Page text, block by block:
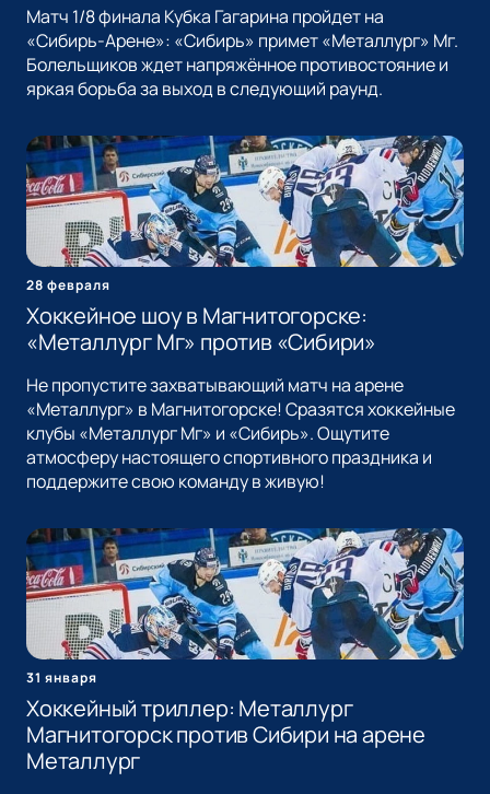
Матч 1/8 финала Кубка Гагарина пройдет на
«Сибирь-Арене»: «Сибирь» примет «Металлург» Мг.
Болельщиков ждет напряжённое противостояние и
яркая борьба за выход в следующий раунд.
28 февраля
Хоккейное шоу в Магнитогорске:
«Металлург Мг» против «Сибири»
Не пропустите захватывающий матч на арене
«Металлург» в Магнитогорске! Сразятся хоккейные
клубы «Металлург Мг» и «Сибирь». Ощутите
атмосферу настоящего спортивного праздника и
поддержите свою команду в живую!
31 января
Хоккейный триллер: Металлург
Магнитогорск против Сибири на арене
Металлург